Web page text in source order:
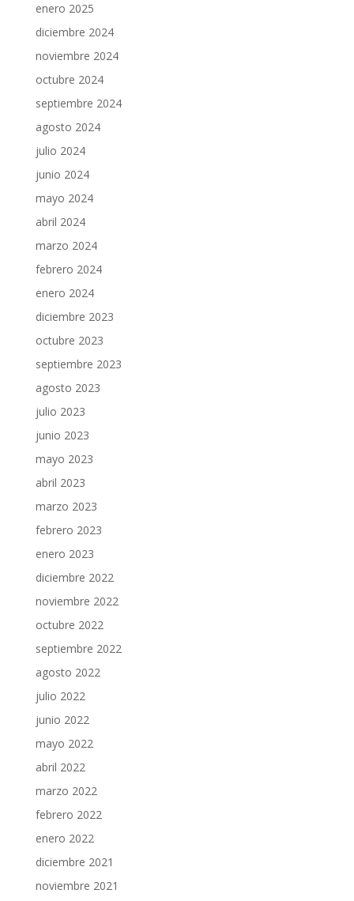
enero 2025
diciembre 2024
noviembre 2024
octubre 2024
septiembre 2024
agosto 2024
julio 2024
junio 2024
mayo 2024
abril 2024
marzo 2024
febrero 2024
enero 2024
diciembre 2023
octubre 2023
septiembre 2023
agosto 2023
julio 2023
junio 2023
mayo 2023
abril 2023
marzo 2023
febrero 2023
enero 2023
diciembre 2022
noviembre 2022
octubre 2022
septiembre 2022
agosto 2022
julio 2022
junio 2022
mayo 2022
abril 2022
marzo 2022
febrero 2022
enero 2022
diciembre 2021
noviembre 2021